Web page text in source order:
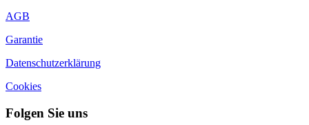
AGB
Garantie
Datenschutzerklärung
Cookies
Folgen Sie uns